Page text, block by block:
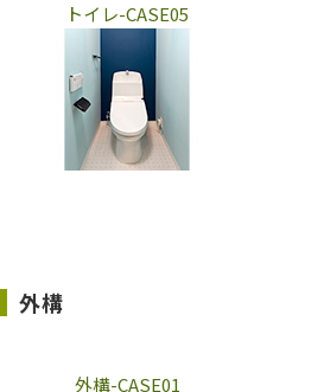
トイレ-CASE05
外構
外構-CASE01